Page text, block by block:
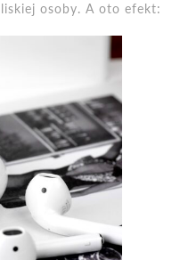
osoby. A oto efekt: